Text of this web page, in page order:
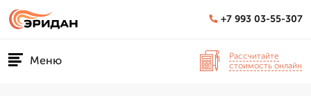
+7 993 03-55-307
Меню
Рассчитайте
стоимость онлайн